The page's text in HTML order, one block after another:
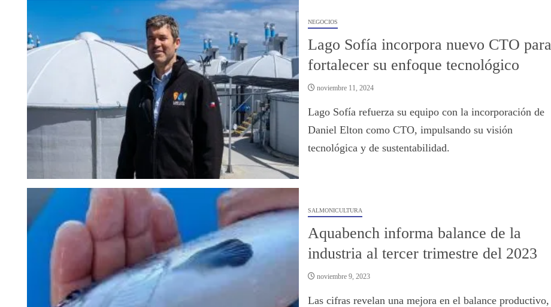
NEGOCIOS
Lago Sofía incorpora nuevo CTO para
fortalecer su enfoque tecnológico
noviembre 11, 2024
Lago Sofía refuerza su equipo con la incorporación de
Daniel Elton como CTO, impulsando su visión
tecnológica y de sustentabilidad.
SALMONICULTURA
Aquabench informa balance de la
industria al tercer trimestre del 2023
noviembre 9, 2023
Las cifras revelan una mejora en el balance productivo,